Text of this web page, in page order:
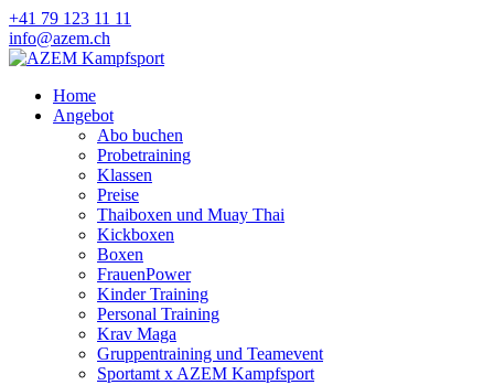
+41 79 123 11 11
info@azem.ch
Home
Angebot
Abo buchen
Probetraining
Klassen
Preise
Thaiboxen und Muay Thai
Kickboxen
Boxen
FrauenPower
Kinder Training
Personal Training
Krav Maga
Gruppentraining und Teamevent
Sportamt x AZEM Kampfsport